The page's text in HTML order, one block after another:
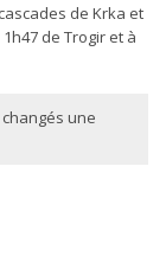
de Krka et
de Trogir et à
une